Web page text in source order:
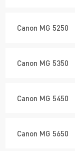
Canon MG 5250
Canon MG 5350
Canon MG 5450
Canon MG 5650